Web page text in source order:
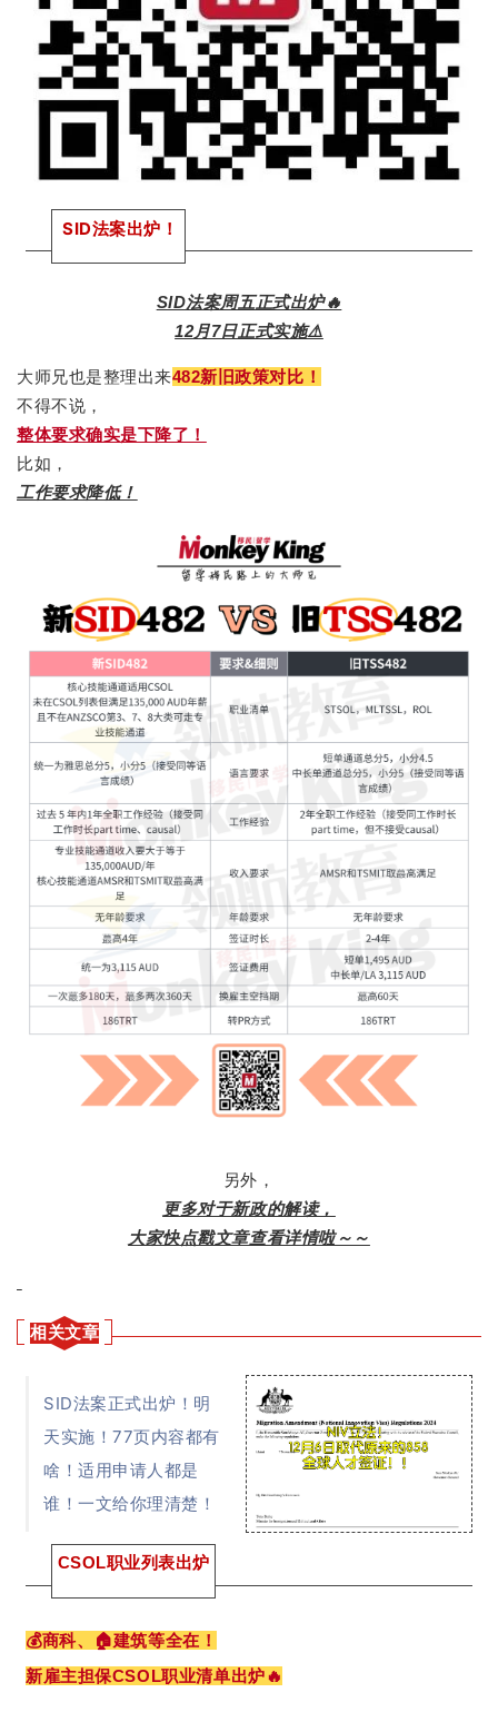
SID法案出炉！
SID法案周五正式出炉🔥
12月7日正式实施⚠️
大师兄也是整理出来482新旧政策对比！
不得不说，
整体要求确实是下降了！
比如，
工作要求降低！
另外，
更多对于新政的解读，
大家快点戳文章查看详情啦～～
相关文章
SID法案正式出炉！明
天实施！77页内容都有
啥！适用申请人都是
谁！一文给你理清楚！
CSOL职业列表出炉
💰商科、🏠建筑等全在！
新雇主担保CSOL职业清单出炉🔥